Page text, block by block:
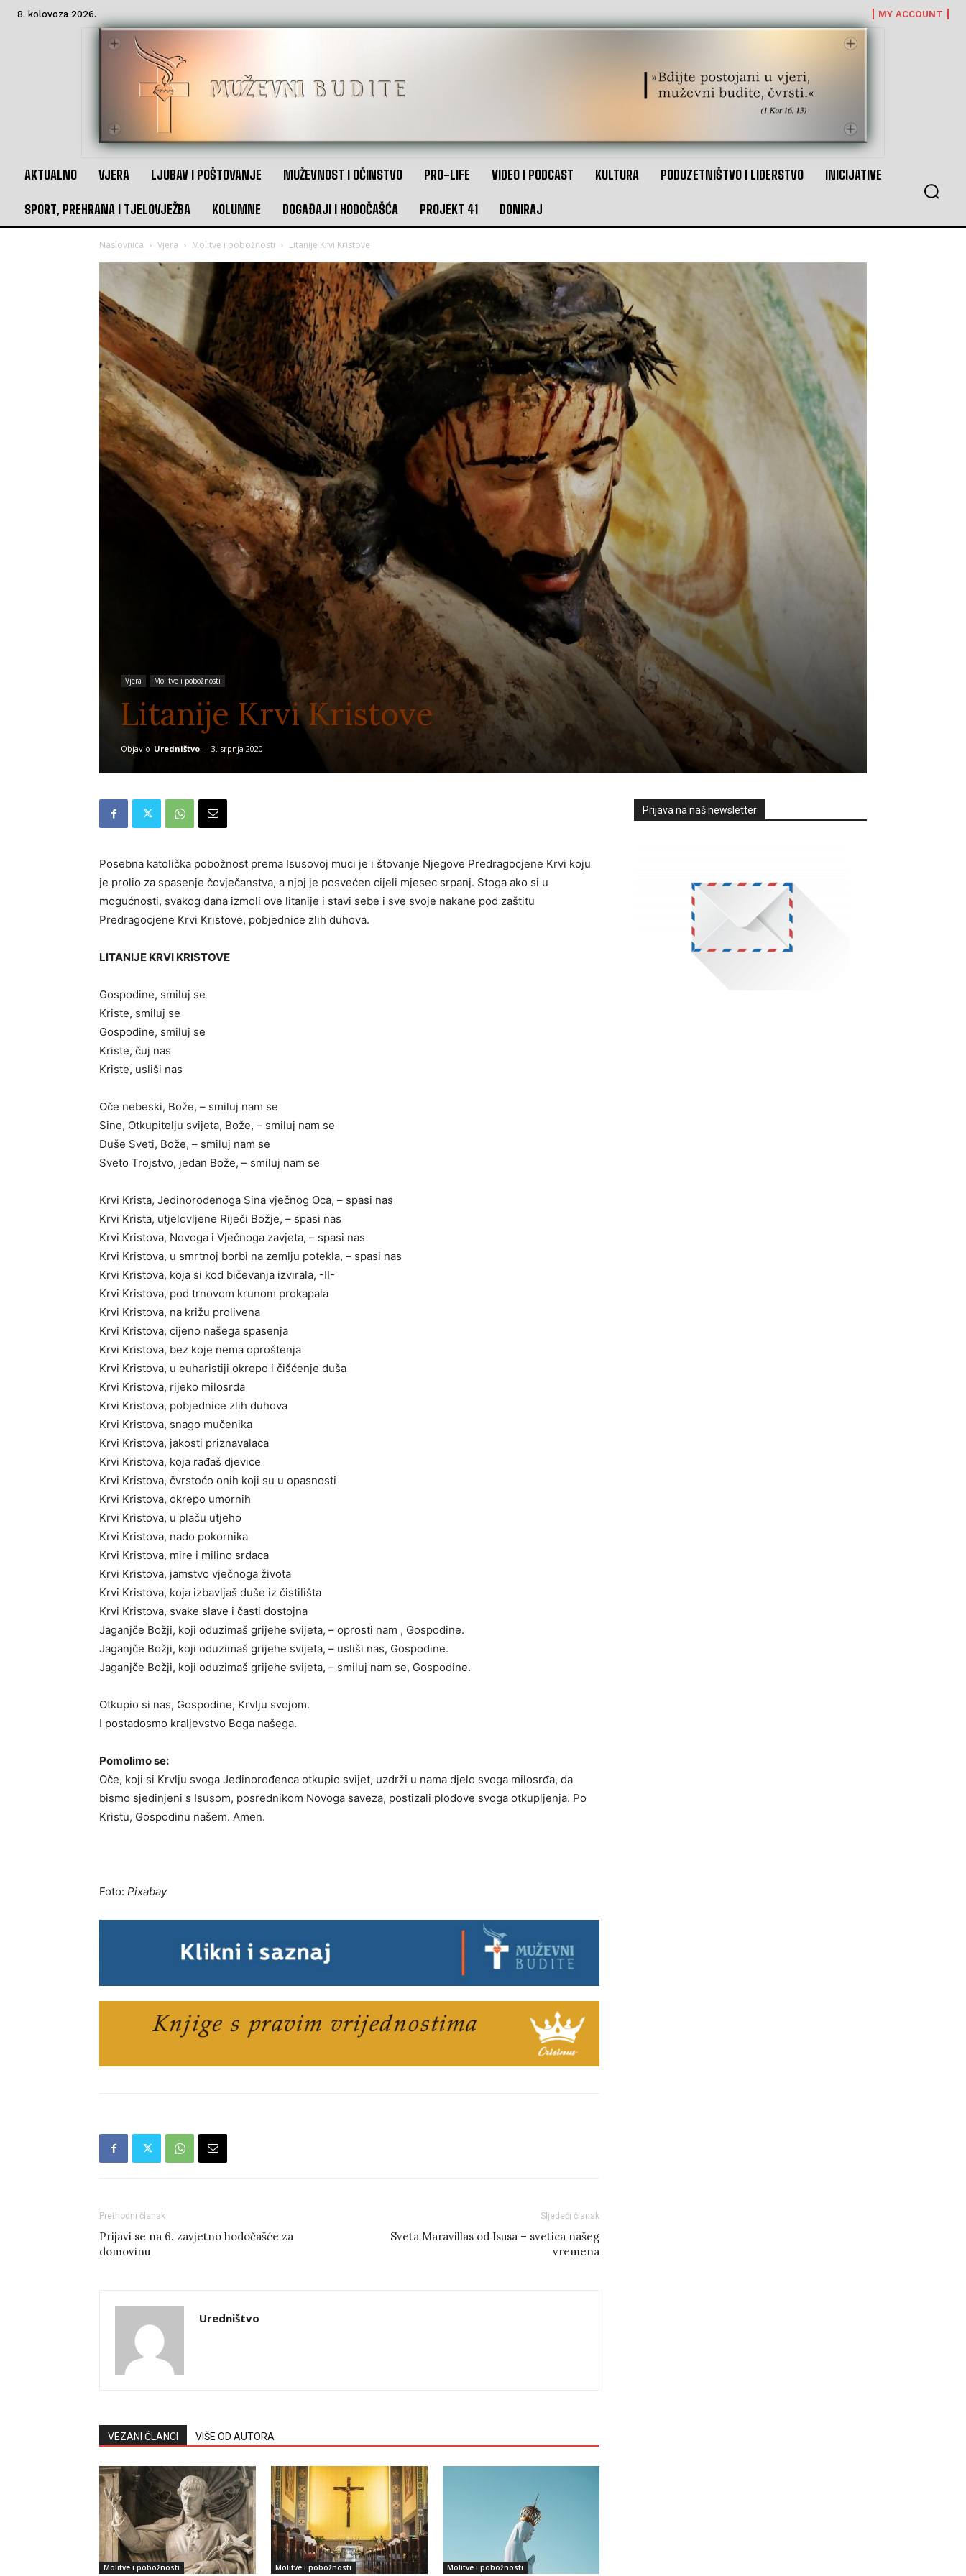
8. kolovoza 2026. MY ACCOUNT
AKTUALNO VJERA LJUBAV I POŠTOVANJE MUŽEVNOST I OČINSTVO PRO-LIFE VIDEO I PODCAST KULTURA PODUZETNIŠTVO I LIDERSTVO INICIJATIVE
SPORT, PREHRANA I TJELOVJEŽBA KOLUMNE DOGAĐAJI I HODOČAŠĆA PROJEKT 41 DONIRAJ
Naslovnica Vjera Molitve i pobožnosti Litanije Krvi Kristove
Vjera Molitve i pobožnosti
Litanije Krvi Kristove
Objavio Uredništvo - 3. srpnja 2020.
Posebna katolička pobožnost prema Isusovoj muci je i štovanje Njegove Predragocjene Krvi koju
je prolio za spasenje čovječanstva, a njoj je posvećen cijeli mjesec srpanj. Stoga ako si u
mogućnosti, svakog dana izmoli ove litanije i stavi sebe i sve svoje nakane pod zaštitu
Predragocjene Krvi Kristove, pobjednice zlih duhova.
LITANIJE KRVI KRISTOVE
Gospodine, smiluj se
Kriste, smiluj se
Gospodine, smiluj se
Kriste, čuj nas
Kriste, usliši nas
Oče nebeski, Bože, – smiluj nam se
Sine, Otkupitelju svijeta, Bože, – smiluj nam se
Duše Sveti, Bože, – smiluj nam se
Sveto Trojstvo, jedan Bože, – smiluj nam se
Krvi Krista, Jedinorođenoga Sina vječnog Oca, – spasi nas
Krvi Krista, utjelovljene Riječi Božje, – spasi nas
Krvi Kristova, Novoga i Vječnoga zavjeta, – spasi nas
Krvi Kristova, u smrtnoj borbi na zemlju potekla, – spasi nas
Krvi Kristova, koja si kod bičevanja izvirala, -II-
Krvi Kristova, pod trnovom krunom prokapala
Krvi Kristova, na križu prolivena
Krvi Kristova, cijeno našega spasenja
Krvi Kristova, bez koje nema oproštenja
Krvi Kristova, u euharistiji okrepo i čišćenje duša
Krvi Kristova, rijeko milosrđa
Krvi Kristova, pobjednice zlih duhova
Krvi Kristova, snago mučenika
Krvi Kristova, jakosti priznavalaca
Krvi Kristova, koja rađaš djevice
Krvi Kristova, čvrstoćo onih koji su u opasnosti
Krvi Kristova, okrepo umornih
Krvi Kristova, u plaču utjeho
Krvi Kristova, nado pokornika
Krvi Kristova, mire i milino srdaca
Krvi Kristova, jamstvo vječnoga života
Krvi Kristova, koja izbavljaš duše iz čistilišta
Krvi Kristova, svake slave i časti dostojna
Jaganjče Božji, koji oduzimaš grijehe svijeta, – oprosti nam , Gospodine.
Jaganjče Božji, koji oduzimaš grijehe svijeta, – usliši nas, Gospodine.
Jaganjče Božji, koji oduzimaš grijehe svijeta, – smiluj nam se, Gospodine.
Otkupio si nas, Gospodine, Krvlju svojom.
I postadosmo kraljevstvo Boga našega.
Pomolimo se:
Oče, koji si Krvlju svoga Jedinorođenca otkupio svijet, uzdrži u nama djelo svoga milosrđa, da
bismo sjedinjeni s Isusom, posrednikom Novoga saveza, postizali plodove svoga otkupljenja. Po
Kristu, Gospodinu našem. Amen.
Foto: Pixabay
Prethodni članak
Prijavi se na 6. zavjetno hodočašće za
domovinu
Sljedeći članak
Sveta Maravillas od Isusa – svetica našeg
vremena
Uredništvo
VEZANI ČLANCI VIŠE OD AUTORA
Molitve i pobožnosti Molitve i pobožnosti Molitve i pobožnosti
Prijava na naš newsletter